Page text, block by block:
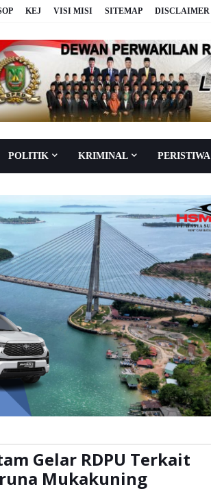
KEJ VISI MISI SITEMAP DISCLAIMER
POLITIK KRIMINAL PERISTIWA
Gelar RDPU Terkait
Mukakuning